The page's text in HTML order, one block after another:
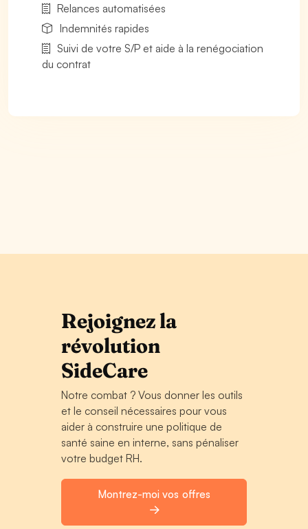
Relances automatisées
Indemnités rapides
Suivi de votre S/P et aide à la renégociation
du contrat
Rejoignez la
révolution
SideCare
Notre combat ? Vous donner les outils
et le conseil nécessaires pour vous
aider à construire une politique de
santé saine en interne, sans pénaliser
votre budget RH.
Montrez-moi vos offres